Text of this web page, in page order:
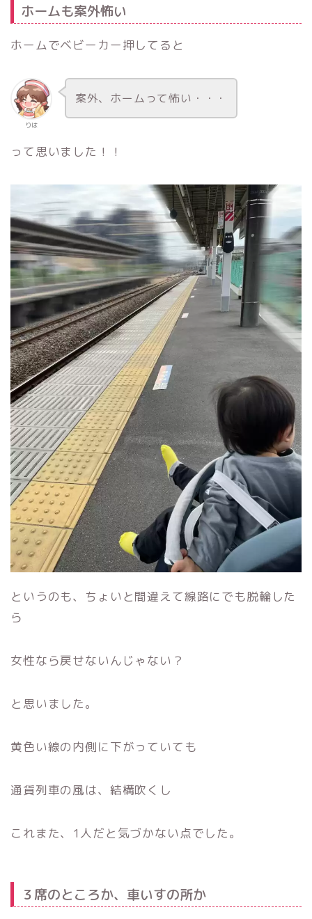
ホームも案外怖い
ホームでベビーカー押してると
りは
案外、ホームって怖い・・・
って思いました！！
というのも、ちょいと間違えて線路にでも脱輪した
ら
女性なら戻せないんじゃない？
と思いました。
黄色い線の内側に下がっていても
通貨列車の風は、結構吹くし
これまた、1人だと気づかない点でした。
３席のところか、車いすの所か